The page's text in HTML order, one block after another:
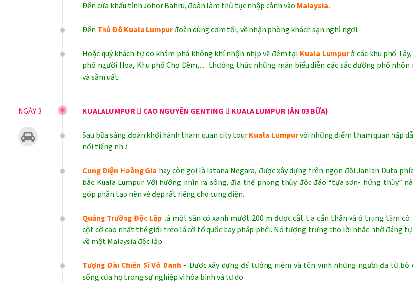
Đến cửa khẩu tỉnh Johor Bahru, đoàn làm thủ tục nhập cảnh vào Malaysia.
Đến Thủ Đô Kuala Lumpurđoàn dùng cơm tối, về nhận phòng khách sạn nghỉ ngơi.
Hoặc quý khách tự do khám phá không khí nhộn nhịp về đêm tại Kuala Lumpurở các khu phố
phố người Hoa, Khu phố Chợ Đêm,… thưởng thức những màn biểu diễn đặc sắc đường phố nhộn
và sầm uất.
NGÀY 3 KUALALUMPUR  CAO NGUYÊN GENTING  KUALA LUMPUR (ĂN 03 BỮA)
Sau bữa sáng đoàn khởi hành tham quan city tourKuala Lumpurvới những điểm tham quan hấp
nổi tiếng như:
Cung Điện Hoàng Gia hay còn gọi là Istana Negara, được xây dựng trên ngọn đồi Janlan Duta
bắc Kuala Lumpur. Với hướng nhìn ra sông, địa thế phong thủy độc đáo “tựa sơn- hứng thủy”
góp phần tạo nên vẻ đẹp rất riêng cho cung điện.
Quảng Trường Độc Lập là một sân cỏ xanh mướt 200 m được cắt tỉa cẩn thận và ở trung tâm
cột cờ cao nhất thế giới treo lá cờ tổ quốc bay phấp phới. Nó tượng trưng cho lời nhắc nhở đáng
về một Malaysia độc lập.
Tượng Đài Chiến Sĩ Vô Danh – Được xây dựng để tưởng niệm và tôn vinh những người đã từ bỏ
sống của họ trong sự nghiệp vì hòa bình và tự do